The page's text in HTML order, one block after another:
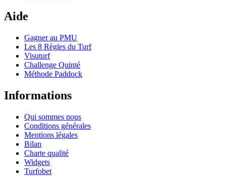
Aide
Gagner au PMU
Les 8 Règles du Turf
Visuturf
Challenge Quinté
Méthode Paddock
Informations
Qui sommes nous
Conditions générales
Mentions légales
Bilan
Charte qualité
Widgets
Turfobet